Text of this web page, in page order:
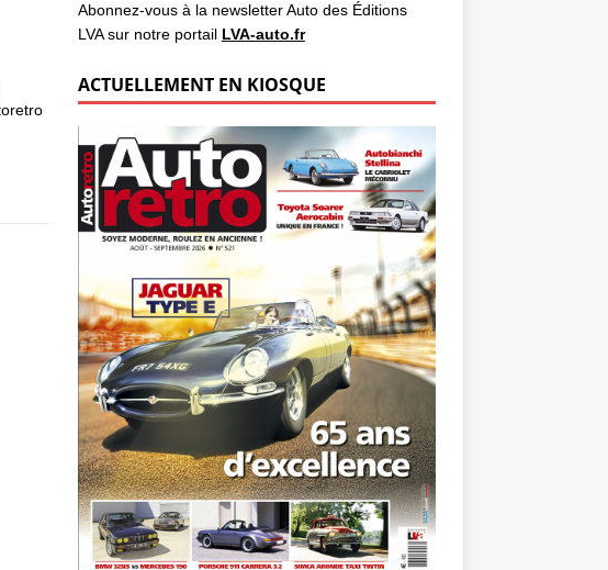
Abonnez-vous à la newsletter Auto des Éditions
LVA sur notre portail LVA-auto.fr
ACTUELLEMENT EN KIOSQUE